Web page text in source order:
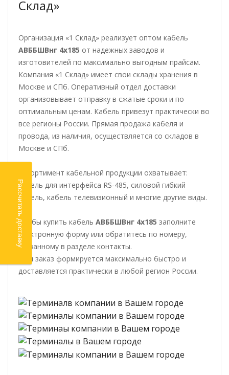
Склад»
Организация «1 Склад» реализует оптом кабель
АВББШВнг 4х185 от надежных заводов и
изготовителей по максимально выгодным прайсам.
Компания «1 Склад» имеет свои склады хранения в
Москве и СПб. Оперативный отдел доставки
организовывает отправку в сжатые сроки и по
оптимальным ценам. Кабель привезут практически во
все регионы России. Прямая продажа кабеля и
провода, из наличия, осуществляется со складов в
Москве и СПб.
Ассортимент кабельной продукции охватывает:
кабель для интерфейса RS-485, силовой гибкий
кабель, кабель телевизионный и многие другие виды.
Чтобы купить кабель АВББШВнг 4х185 заполните
электронную форму или обратитесь по номеру,
указанному в разделе контакты.
Ваш заказ формируется максимально быстро и
доставляется практически в любой регион России.
Рассчитать доставку